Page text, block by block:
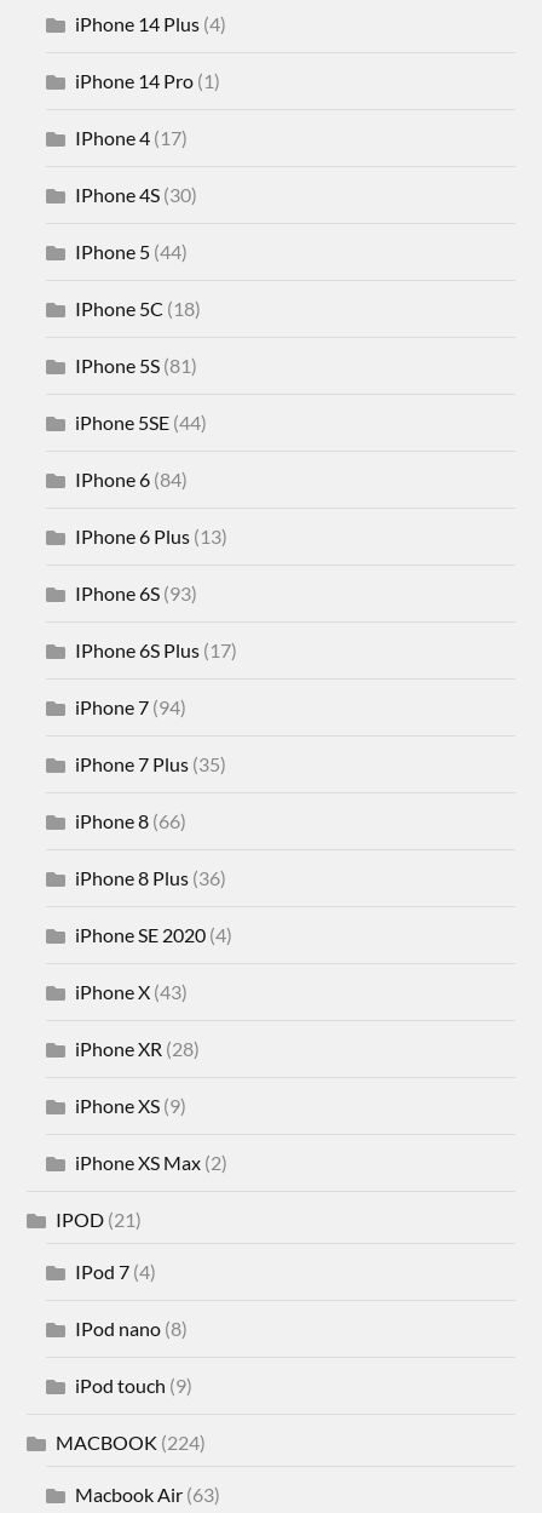
iPhone 14 Plus (4)
iPhone 14 Pro (1)
IPhone 4 (17)
IPhone 4S (30)
IPhone 5 (44)
IPhone 5C (18)
IPhone 5S (81)
iPhone 5SE (44)
IPhone 6 (84)
IPhone 6 Plus (13)
IPhone 6S (93)
IPhone 6S Plus (17)
iPhone 7 (94)
iPhone 7 Plus (35)
iPhone 8 (66)
iPhone 8 Plus (36)
iPhone SE 2020 (4)
iPhone X (43)
iPhone XR (28)
iPhone XS (9)
iPhone XS Max (2)
IPOD (21)
IPod 7 (4)
IPod nano (8)
iPod touch (9)
MACBOOK (224)
Macbook Air (63)